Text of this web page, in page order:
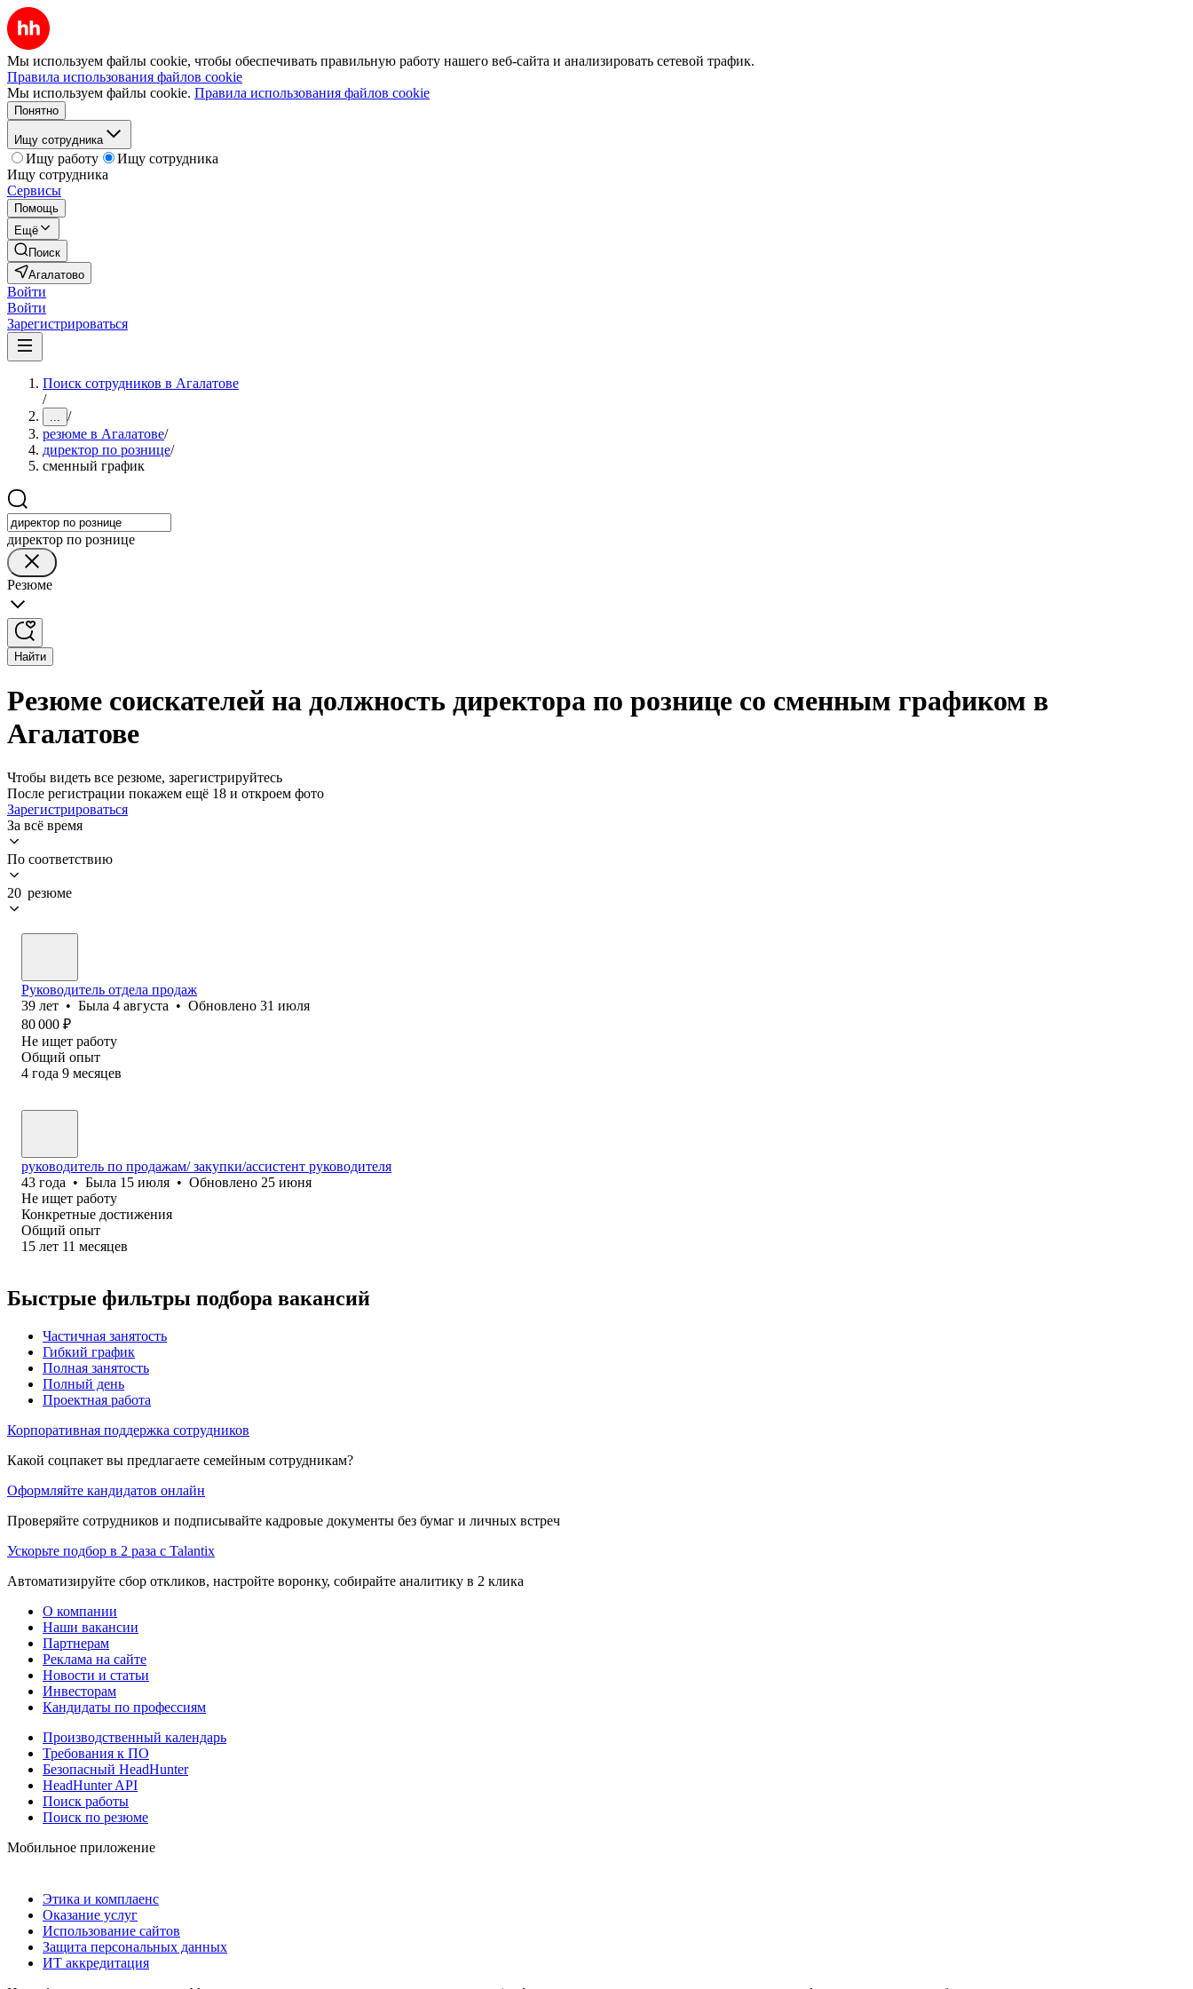
Мы используем файлы cookie, чтобы обеспечивать правильную работу нашего веб-сайта и анализировать сетевой трафик.
Правила использования файлов cookie
Мы используем файлы cookie. Правила использования файлов cookie
Понятно
Ищу сотрудника
Ищу работу
Ищу сотрудника
Ищу сотрудника
Сервисы
Помощь
Ещё
Поиск
Агалатово
Войти
Войти
Зарегистрироваться
Поиск сотрудников в Агалатове
/
... /
резюме в Агалатове/
директор по рознице/
сменный график
директор по рознице
Резюме
Найти
Резюме соискателей на должность директора по рознице со сменным графиком в
Агалатове
Чтобы видеть все резюме, зарегистрируйтесь
После регистрации покажем ещё 18 и откроем фото
Зарегистрироваться
За всё время
По соответствию
20 резюме
Руководитель отдела продаж
39 лет • Была 4 августа • Обновлено 31 июля
80 000 ₽
Не ищет работу
Общий опыт
4 года 9 месяцев
руководитель по продажам/ закупки/ассистент руководителя
43 года • Была 15 июля • Обновлено 25 июня
Не ищет работу
Конкретные достижения
Общий опыт
15 лет 11 месяцев
Быстрые фильтры подбора вакансий
Частичная занятость
Гибкий график
Полная занятость
Полный день
Проектная работа
Корпоративная поддержка сотрудников
Какой соцпакет вы предлагаете семейным сотрудникам?
Оформляйте кандидатов онлайн
Проверяйте сотрудников и подписывайте кадровые документы без бумаг и личных встреч
Ускорьте подбор в 2 раза с Talantix
Автоматизируйте сбор откликов, настройте воронку, собирайте аналитику в 2 клика
О компании
Наши вакансии
Партнерам
Реклама на сайте
Новости и статьи
Инвесторам
Кандидаты по профессиям
Производственный календарь
Требования к ПО
Безопасный HeadHunter
HeadHunter API
Поиск работы
Поиск по резюме
Мобильное приложение
Этика и комплаенс
Оказание услуг
Использование сайтов
Защита персональных данных
ИТ аккредитация